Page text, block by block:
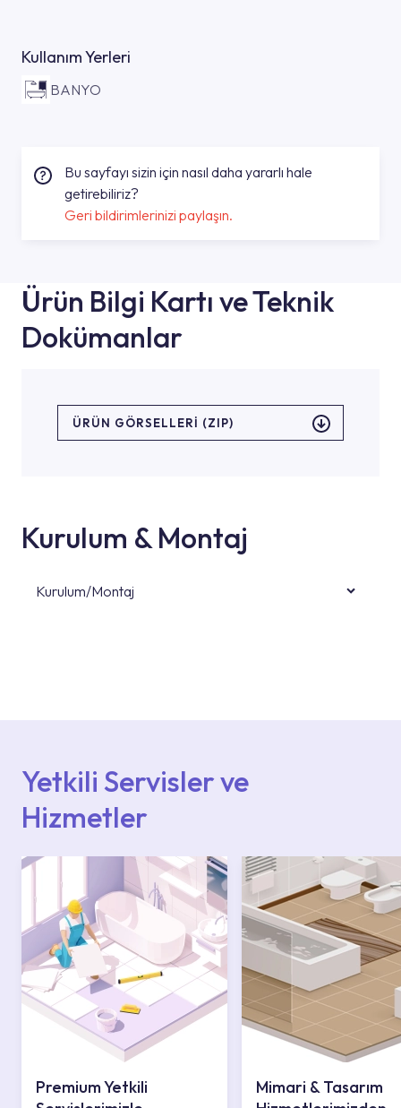
Kullanım Yerleri
BANYO
Bu sayfayı sizin için nasıl daha yararlı hale
getirebiliriz?
Geri bildirimlerinizi paylaşın.
Ürün Bilgi Kartı ve Teknik
Dokümanlar
ÜRÜN GÖRSELLERI (ZIP)
Kurulum & Montaj
Kurulum/Montaj
Yetkili Servisler ve
Hizmetler
Premium Yetkili
Mimari & Tasarım